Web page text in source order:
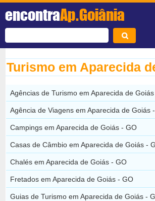
encontraAp.Goiânia
Turismo em Aparecida
Agências de Turismo em Aparecida de
Agência de Viagens em Aparecida de Goiás
Campings em Aparecida de Goiás - GO
Casas de Câmbio em Aparecida de Goiás -
Chalés em Aparecida de Goiás - GO
Fretados em Aparecida de Goiás - GO
Guias de Turismo em Aparecida de Goiás -